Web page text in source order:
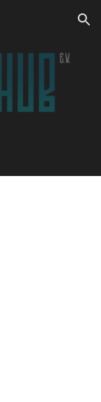
Skip to navigation